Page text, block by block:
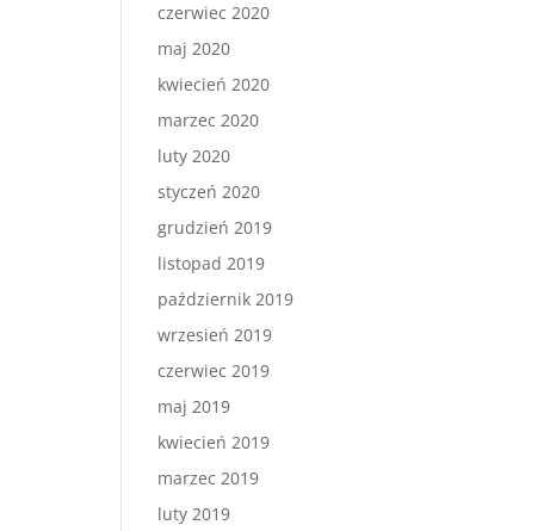
czerwiec 2020
maj 2020
kwiecień 2020
marzec 2020
luty 2020
styczeń 2020
grudzień 2019
listopad 2019
październik 2019
wrzesień 2019
czerwiec 2019
maj 2019
kwiecień 2019
marzec 2019
luty 2019